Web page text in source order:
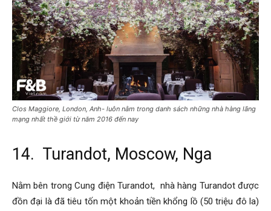
Clos Maggiore, London, Anh- luôn nằm trong danh sách những nhà hàng lãng
mạng nhất thề giới từ năm 2016 đến nay
14. Turandot, Moscow, Nga
Nằm bên trong Cung điện Turandot, nhà hàng Turandot được
đồn đại là đã tiêu tốn một khoản tiền khổng lồ (50 triệu đô la)